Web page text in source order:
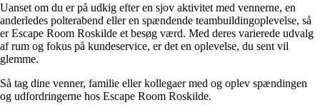
Uanset om du er på udkig efter en sjov aktivitet med vennerne, en
anderledes polterabend eller en spændende teambuildingoplevelse, så
er Escape Room Roskilde et besøg værd. Med deres varierede udvalg
af rum og fokus på kundeservice, er det en oplevelse, du sent vil
glemme.
Så tag dine venner, familie eller kollegaer med og oplev spændingen
og udfordringerne hos Escape Room Roskilde.